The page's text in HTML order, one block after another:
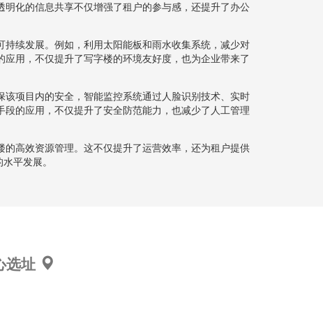
化的信息共享不仅增强了租户的参与感，还提升了办公
续发展。例如，利用太阳能板和雨水收集系统，减少对
用，不仅提升了写字楼的环境友好度，也为企业带来了
项目内的安全，智能监控系统通过人脸识别技术、实时
的应用，不仅提升了安全防范能力，也减少了人工管理
高效资源管理。这不仅提升了运营效率，还为租户提供
平发展。
选址